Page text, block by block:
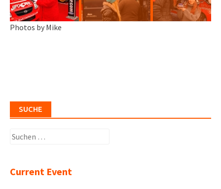
Photos by Mike
SUCHE
Suchen
Current Event